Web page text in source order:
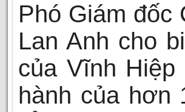
Phó Giám đốc
Lan Anh cho
của Vĩnh
hành của hơn